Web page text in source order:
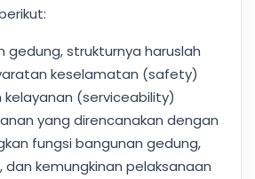
gedung, strukturnya haruslah
keselamatan (safety)
(serviceability)
yang direncanakan dengan
fungsi bangunan gedung,
dan kemungkinan pelaksanaan